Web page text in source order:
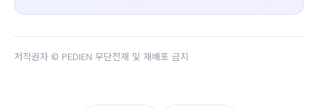
저작권자 © PEDIEN 무단전재 및 재배포 금지